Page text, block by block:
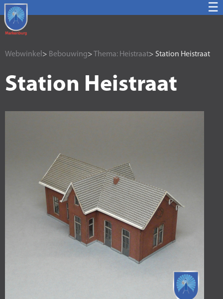
☰
Webwinkel > Bebouwing> Thema: Heistraat> Station Heistraat
Station Heistraat